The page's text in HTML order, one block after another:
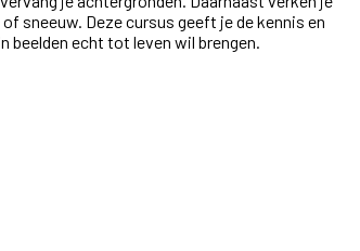
sneeuw. Deze cursus geeft je de kennis en
echt tot leven wil brengen.